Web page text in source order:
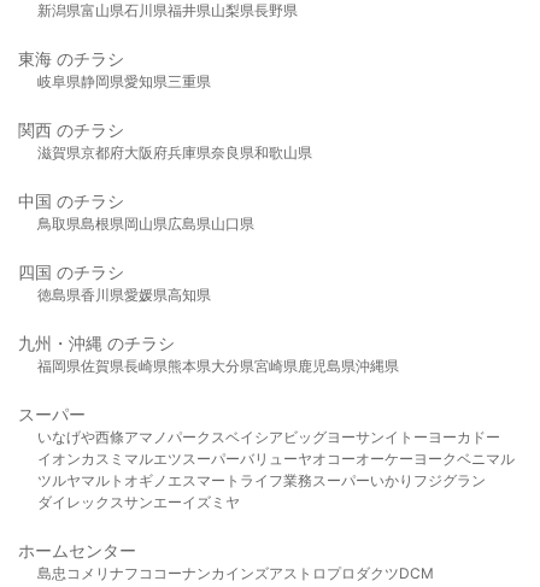
新潟県富山県石川県福井県山梨県長野県
東海 のチラシ
岐阜県静岡県愛知県三重県
関西 のチラシ
滋賀県京都府大阪府兵庫県奈良県和歌山県
中国 のチラシ
鳥取県島根県岡山県広島県山口県
四国 のチラシ
徳島県香川県愛媛県高知県
九州・沖縄 のチラシ
福岡県佐賀県長崎県熊本県大分県宮崎県鹿児島県沖縄県
スーパー
いなげや西條アマノパークスベイシア ビッグヨーサンイトーヨーカドー
イオンカスミ マルエツスーパーバリューヤオコーオーケー ヨークベニマル
ツルヤマルト オギノ エスマート ライフ業務スーパーいかり フジグラン
ダイレックスサンエーイズミヤ
ホームセンター
島忠 コメリ ナフコ コーナンカインズアストロプロダクツDCM